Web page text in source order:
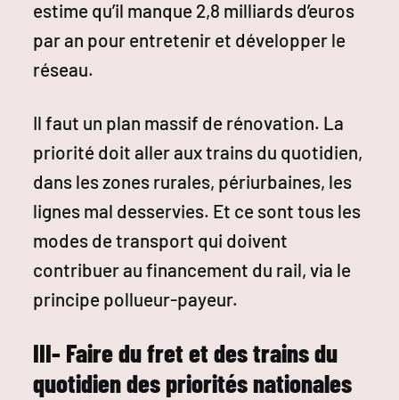
estime qu’il manque 2,8 milliards d’euros
par an pour entretenir et développer le
réseau.
Il faut un plan massif de rénovation. La
priorité doit aller aux trains du quotidien,
dans les zones rurales, périurbaines, les
lignes mal desservies. Et ce sont tous les
modes de transport qui doivent
contribuer au financement du rail, via le
principe pollueur-payeur.
III- Faire du fret et des trains du
quotidien des priorités nationales